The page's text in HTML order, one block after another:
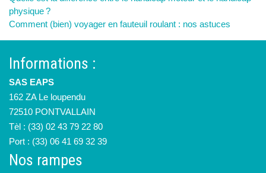
physique ?
Comment (bien) voyager en fauteuil roulant : nos astuces
Informations :
SAS EAPS
162 ZA Le loupendu
72510 PONTVALLAIN
Tèl : (33) 02 43 79 22 80
Port : (33) 06 41 69 32 39
Nos rampes